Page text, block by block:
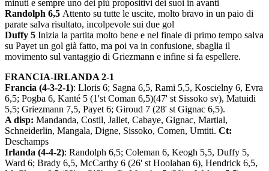
minuti e sempre uno dei più propositivi dei suoi in avanti
Randolph 6,5 Attento su tutte le uscite, molto bravo in un paio di
parate salva risultato, incolpevole sui due gol
Duffy 5 Inizia la partita molto bene e nel finale di primo tempo salva
su Payet un gol già fatto, ma poi va in confusione, sbaglia il
movimento sul vantaggio di Griezmann e infine si fa espellere.
FRANCIA-IRLANDA 2-1
Francia (4-3-2-1): Lloris 6; Sagna 6,5, Rami 5,5, Koscielny 6, Evra
6,5; Pogba 6, Kanté 5 (1'st Coman 6,5)(47' st Sissoko sv), Matuidi
5,5; Griezmann 7,5, Payet 6; Giroud 7 (28' st Gignac 6,5).
A disp: Mandanda, Costil, Jallet, Cabaye, Gignac, Martial,
Schneiderlin, Mangala, Digne, Sissoko, Comen, Umtiti. Ct:
Deschamps
Irlanda (4-4-2): Randolph 6,5; Coleman 6, Keogh 5,5, Duffy 5,
Ward 6; Brady 6,5, McCarthy 6 (26' st Hoolahan 6), Hendrick 6,5,